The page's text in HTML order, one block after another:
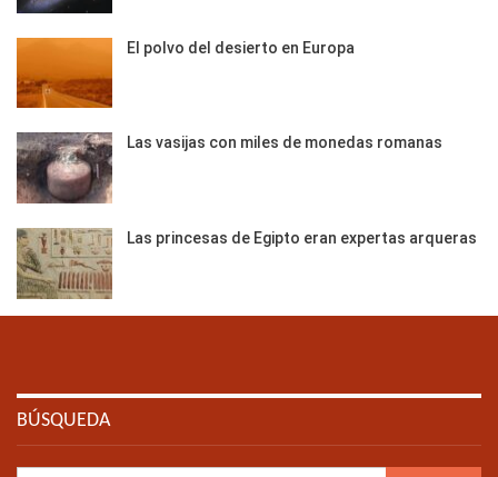
El polvo del desierto en Europa
Las vasijas con miles de monedas romanas
Las princesas de Egipto eran expertas arqueras
BÚSQUEDA